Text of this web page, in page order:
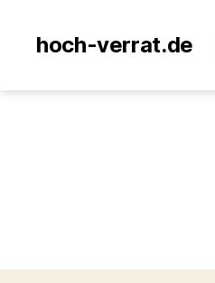
hoch-verrat.de